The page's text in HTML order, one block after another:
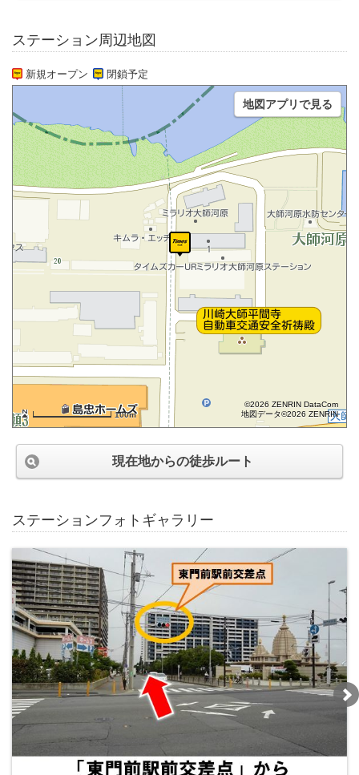
ステーション周辺地図
新規オープン 閉鎖予定
100m
©2026 ZENRIN DataCom
地図データ©2026 ZENRIN
地図アプリで見る
現在地からの徒歩ルート
ステーションフォトギャラリー